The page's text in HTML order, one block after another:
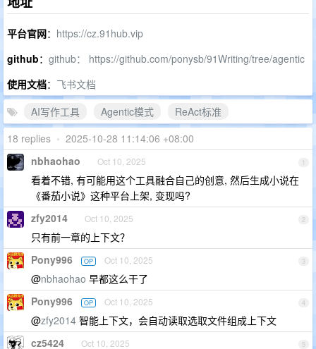
平台官网： https://cz.91hub.vip
github： github： https://github.com/ponysb/91Writing/tree/agentic
使用文档： 飞书文档
AI写作工具
Agentic模式
ReAct标准
18 replies • 2025-10-28 11:14:06 +08:00
1
nbhaohao Oct 10, 2025
看着不错, 有可能用这个工具融合自己的创意, 然后生成小说在
《番茄小说》这种平台上架, 变现吗?
2
zfy2014 Oct 10, 2025
只有前一章的上下文？
3
Pony996 OP Oct 10, 2025
@nbhaohao 早都这么干了
4
Pony996 OP Oct 10, 2025
@zfy2014 智能上下文，会自动读取选取文件组成上下文
5
cz5424 Oct 10, 2025